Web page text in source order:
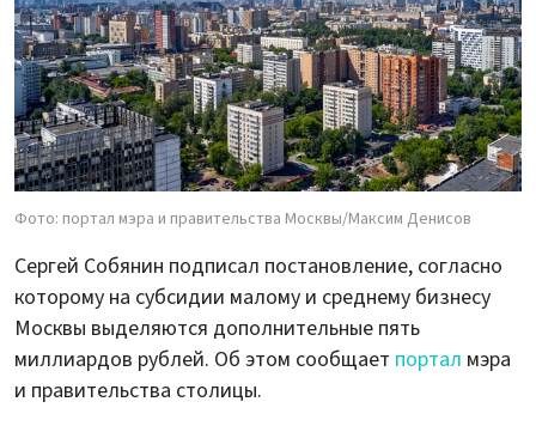
Фото: портал мэра и правительства Москвы/Максим Денисов
Сергей Собянин подписал постановление, согласно
которому на субсидии малому и среднему бизнесу
Москвы выделяются дополнительные пять
миллиардов рублей. Об этом сообщает портал мэра
и правительства столицы.